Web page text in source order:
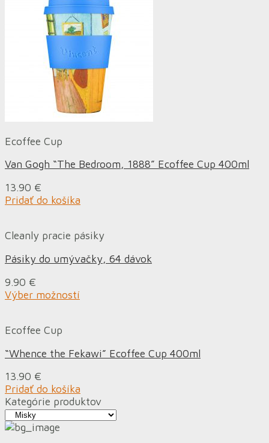
Ecoffee Cup
Van Gogh “The Bedroom, 1888” Ecoffee Cup 400ml
13.90 €
Pridať do košíka
Cleanly pracie pásiky
Pásiky do umývačky, 64 dávok
9.90 €
Výber možností
Ecoffee Cup
“Whence the Fekawi” Ecoffee Cup 400ml
13.90 €
Pridať do košíka
Kategórie produktov